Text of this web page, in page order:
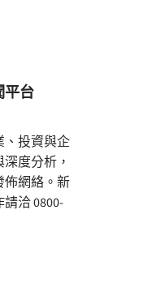
平台
、投資與企
度分析，
佈網絡。新
洽 0800-